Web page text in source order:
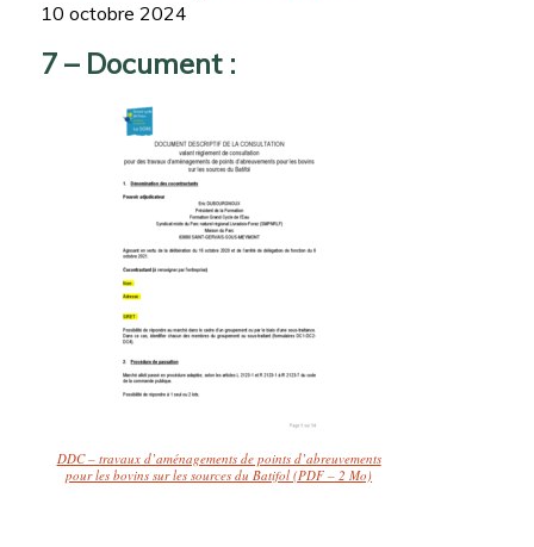
10 octobre 2024
7 – Document :
DDC – travaux d’aménagements de points d’abreuvements
pour les bovins sur les sources du Batifol (PDF – 2 Mo)